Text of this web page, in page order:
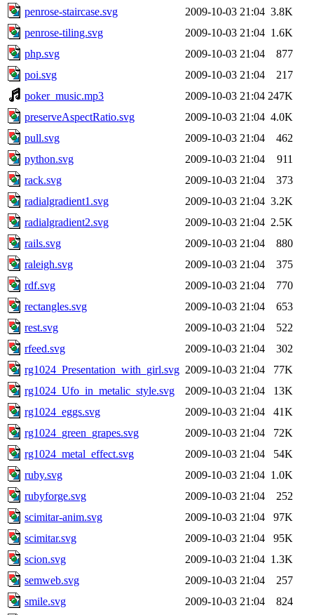
penrose-staircase.svg
2009-10-03 21:04 3.8K
penrose-tiling.svg
2009-10-03 21:04 1.6K
php.svg
2009-10-03 21:04
877
poi.svg
2009-10-03 21:04
217
poker_music.mp3
2009-10-03 21:04 247K
preserveAspectRatio.svg
2009-10-03 21:04 4.0K
pull.svg
2009-10-03 21:04
462
python.svg
2009-10-03 21:04
911
rack.svg
2009-10-03 21:04
373
radialgradient1.svg
2009-10-03 21:04 3.2K
radialgradient2.svg
2009-10-03 21:04 2.5K
rails.svg
2009-10-03 21:04
880
raleigh.svg
2009-10-03 21:04
375
rdf.svg
2009-10-03 21:04
770
rectangles.svg
2009-10-03 21:04
653
rest.svg
2009-10-03 21:04
522
rfeed.svg
2009-10-03 21:04
302
rg1024_Presentation_with_girl.svg 2009-10-03 21:04
77K
rg1024_Ufo_in_metalic_style.svg
2009-10-03 21:04
13K
rg1024_eggs.svg
2009-10-03 21:04
41K
rg1024_green_grapes.svg
2009-10-03 21:04
72K
rg1024_metal_effect.svg
2009-10-03 21:04
54K
ruby.svg
2009-10-03 21:04 1.0K
rubyforge.svg
2009-10-03 21:04
252
scimitar-anim.svg
2009-10-03 21:04
97K
scimitar.svg
2009-10-03 21:04
95K
scion.svg
2009-10-03 21:04 1.3K
semweb.svg
2009-10-03 21:04
257
smile.svg
2009-10-03 21:04
824